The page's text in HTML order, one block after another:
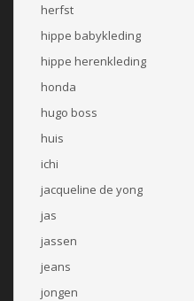
herfst
hippe babykleding
hippe herenkleding
honda
hugo boss
huis
ichi
jacqueline de yong
jas
jassen
jeans
jongen